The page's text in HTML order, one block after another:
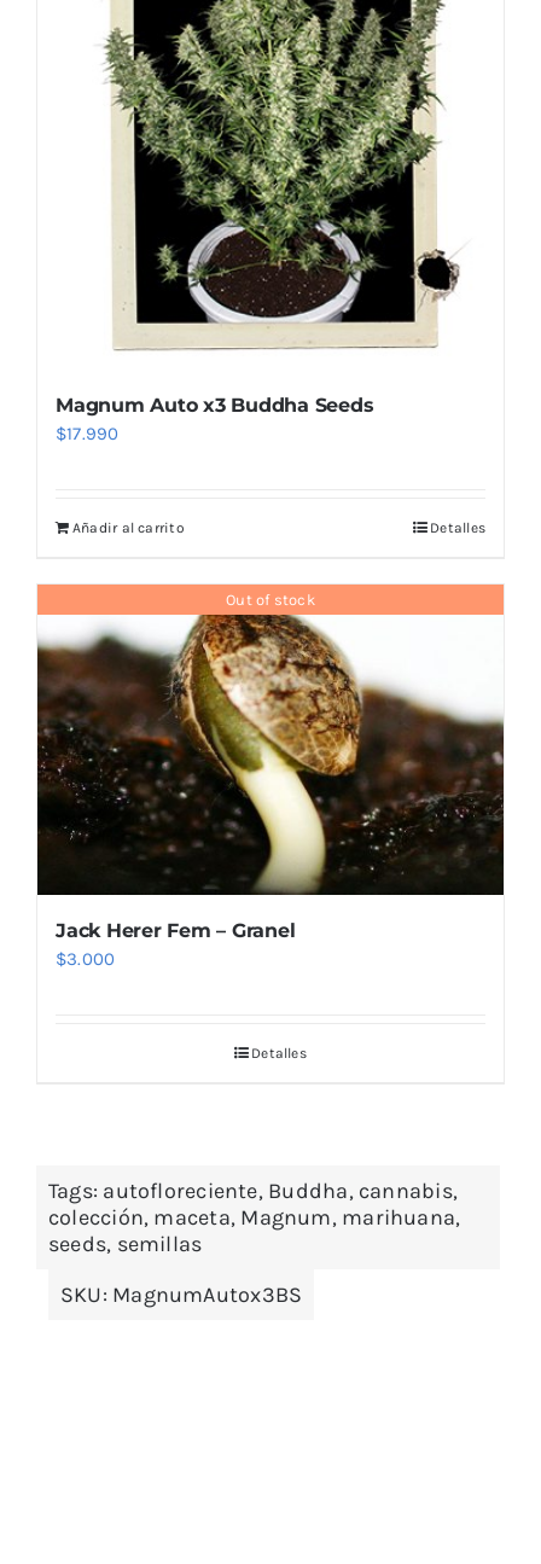
Magnum Auto x3 Buddha Seeds
$17.990
Añadir al carrito Detalles
Out of stock
Jack Herer Fem – Granel
$3.000
Detalles
Tags: autofloreciente, Buddha, cannabis,
colección, maceta, Magnum, marihuana,
seeds, semillas
SKU: MagnumAutox3BS